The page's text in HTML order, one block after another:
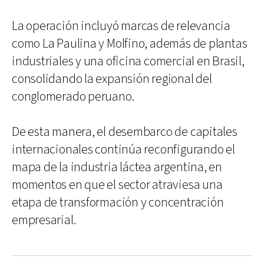
La operación incluyó marcas de relevancia
como La Paulina y Molfino, además de plantas
industriales y una oficina comercial en Brasil,
consolidando la expansión regional del
conglomerado peruano.
De esta manera, el desembarco de capitales
internacionales continúa reconfigurando el
mapa de la industria láctea argentina, en
momentos en que el sector atraviesa una
etapa de transformación y concentración
empresarial.